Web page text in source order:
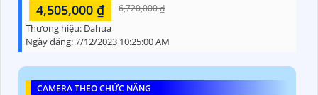
4,505,000 ₫ 6,720,000 ₫
Thương hiệu: Dahua
Ngày đăng:7/12/2023 10:25:00 AM
CAMERA THEO CHỨC NĂNG